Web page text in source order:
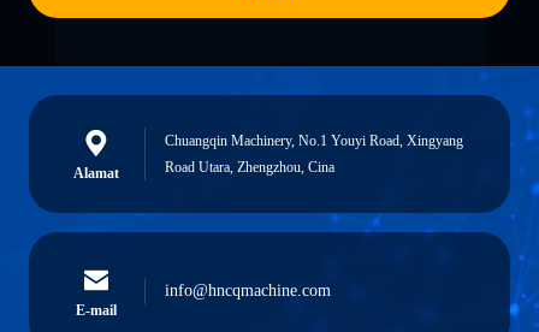
Alamat
Chuangqin Machinery, No.1 Youyi Road, Xingyang
Road Utara, Zhengzhou, Cina
E-mail
info@hncqmachine.com